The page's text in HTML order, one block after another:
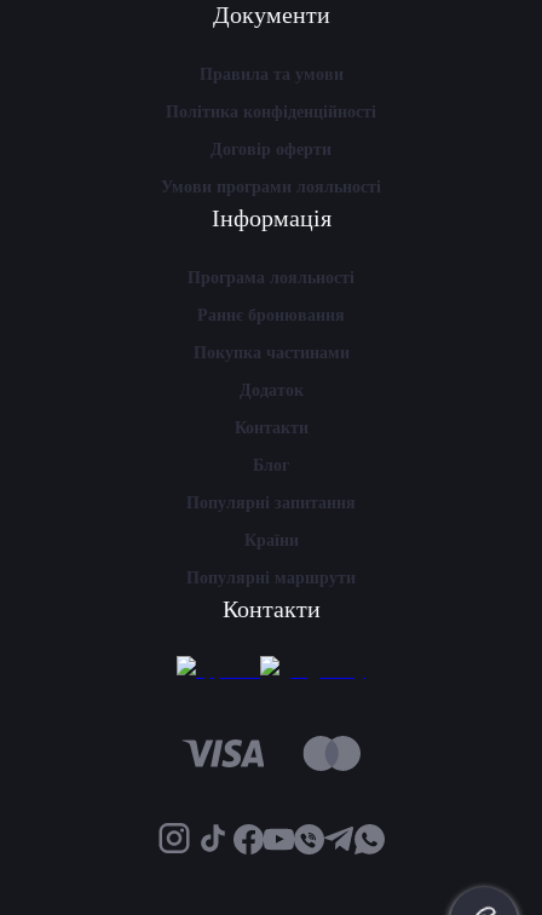
Документи
Правила та умови
Політика конфіденційності
Договір оферти
Умови програми лояльності
Інформація
Програма лояльності
Раннє бронювання
Покупка частинами
Додаток
Контакти
Блог
Популярні запитання
Країни
Популярні маршрути
Контакти